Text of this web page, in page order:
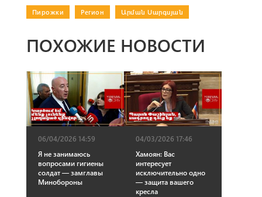
Пирожки Регион Արման Սարգսյան
ПОХОЖИЕ НОВОСТИ
06/04/2026 14:59
Я не занимаюсь
вопросами гигиены
солдат — замглавы
Минобороны
04/03/2026 17:46
Хамоян: Вас
интересует
исключительно одно
— защита вашего
кресла